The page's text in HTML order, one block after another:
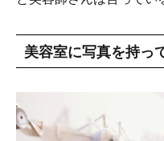
美容室に写真を持っ